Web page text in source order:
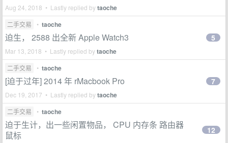
Aug 24, 2018 • Lastly replied bytaoche
二手交易 • taoche
迫生， 2588 出全新 Apple Watch3
Mar 13, 2018 • Lastly replied bytaoche
5
二手交易 • taoche
[迫于过年] 2014 年 rMacbook Pro
Dec 19, 2017 • Lastly replied bytaoche
7
二手交易 • taoche
迫于生计，出一些闲置物品， CPU 内存条 路由器
鼠标
12